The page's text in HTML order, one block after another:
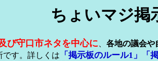
ちょいマジ掲
び守口市ネタを中心に、 各地の議会や
です。詳しくは
「掲示板のルール1」 「